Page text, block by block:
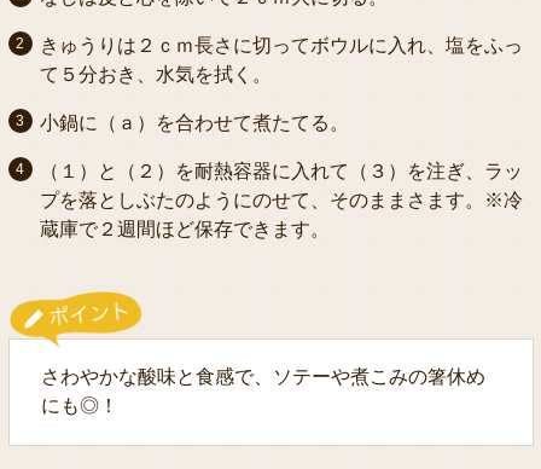
きゅうりは２ｃｍ長さに切ってボウルに入れ、塩をふっ
て５分おき、水気を拭く。
小鍋に（ａ）を合わせて煮たてる。
（１）と（２）を耐熱容器に入れて（３）を注ぎ、ラッ
プを落としぶたのようにのせて、そのままさます。※冷
蔵庫で２週間ほど保存できます。
さわやかな酸味と食感で、ソテーや煮こみの箸休め
にも◎！